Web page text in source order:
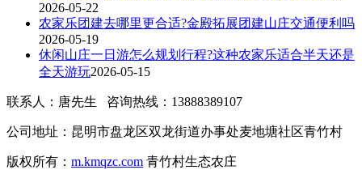
2026-05-22
农家乐团建去哪里更合适?金殿拓展团建山庄交通便利吗
2026-05-19
休闲山庄一日游怎么规划行程?这种农家乐适合半天还是
全天游玩2026-05-15
联系人：唐先生 咨询热线：13888389107
公司地址：昆明市盘龙区双龙街道办事处麦地塘社区青竹村
版权所有： m.kmqzc.com 青竹村生态农庄